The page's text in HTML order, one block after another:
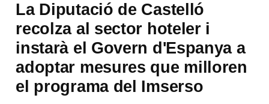
La Diputació de Castelló
recolza al sector hoteler i
instarà el Govern d'Espanya a
adoptar mesures que milloren
el programa del Imserso